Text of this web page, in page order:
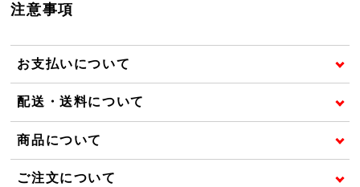
注意事項
お支払いについて
配送・送料について
商品について
ご注文について